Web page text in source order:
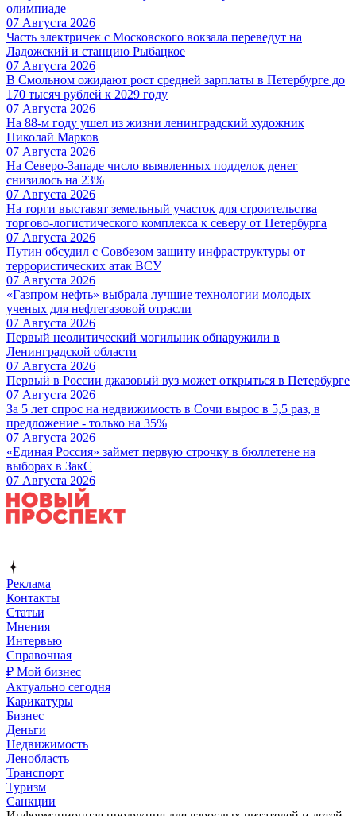
олимпиаде
07 Августа 2026
Часть электричек с Московского вокзала переведут на
Ладожский и станцию Рыбацкое
07 Августа 2026
В Смольном ожидают рост средней зарплаты в Петербурге до
170 тысяч рублей к 2029 году
07 Августа 2026
На 88-м году ушел из жизни ленинградский художник
Николай Марков
07 Августа 2026
На Северо-Западе число выявленных подделок денег
снизилось на 23%
07 Августа 2026
На торги выставят земельный участок для строительства
торгово-логистического комплекса к северу от Петербурга
07 Августа 2026
Путин обсудил с Совбезом защиту инфраструктуры от
террористических атак ВСУ
07 Августа 2026
«Газпром нефть» выбрала лучшие технологии молодых
ученых для нефтегазовой отрасли
07 Августа 2026
Первый неолитический могильник обнаружили в
Ленинградской области
07 Августа 2026
Первый в России джазовый вуз может открыться в Петербурге
07 Августа 2026
За 5 лет спрос на недвижимость в Сочи вырос в 5,5 раз, в
предложение - только на 35%
07 Августа 2026
«Единая Россия» займет первую строчку в бюллетене на
выборах в ЗакС
07 Августа 2026
Реклама
Контакты
Статьи
Мнения
Интервью
Справочная
₽ Мой бизнес
Актуально сегодня
Карикатуры
Бизнес
Деньги
Недвижимость
Ленобласть
Транспорт
Туризм
Санкции